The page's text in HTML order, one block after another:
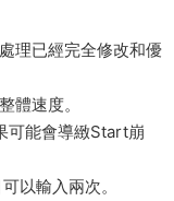
理已經完全修改和優
體速度。
可能會導緻Start崩
以輸入兩次。